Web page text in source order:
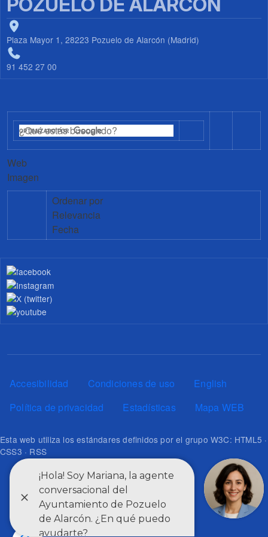
Plaza Mayor 1, 28223 Pozuelo de Alarcón (Madrid)
91 452 27 00
Web
Imagen
Ordenar por
Relevancia
Fecha
Pie de página
Accesibilidad Condiciones de uso
English
Política de privacidad
Estadísticas Mapa WEB
Esta web utiliza los estándares definidos por el grupo W3C: HTML5 ·
CSS3 · RSS